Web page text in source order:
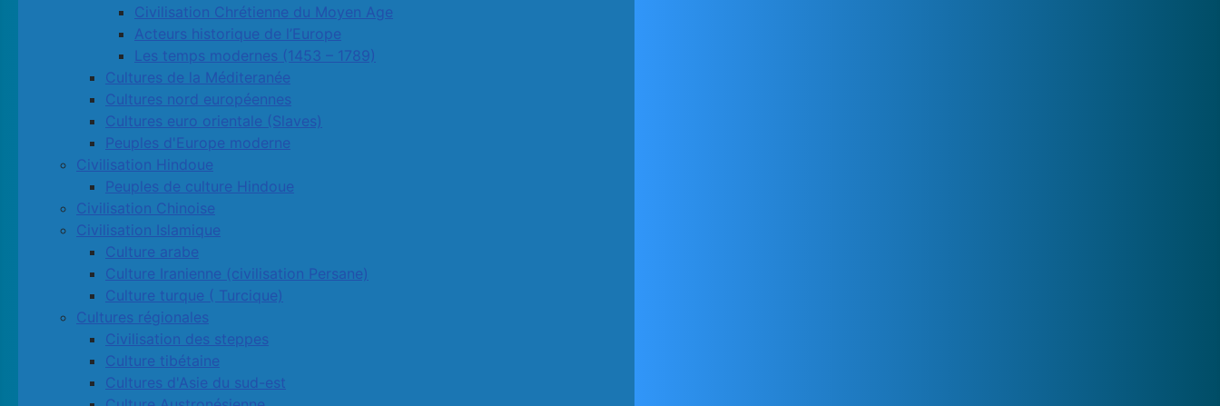
Civilisation Chrétienne du Moyen Age
Acteurs historique de l’Europe
Les temps modernes (1453 – 1789)
Cultures de la Méditeranée
Cultures nord européennes
Cultures euro orientale (Slaves)
Peuples d'Europe moderne
Civilisation Hindoue
Peuples de culture Hindoue
Civilisation Chinoise
Civilisation Islamique
Culture arabe
Culture Iranienne (civilisation Persane)
Culture turque ( Turcique)
Cultures régionales
Civilisation des steppes
Culture tibétaine
Cultures d'Asie du sud-est